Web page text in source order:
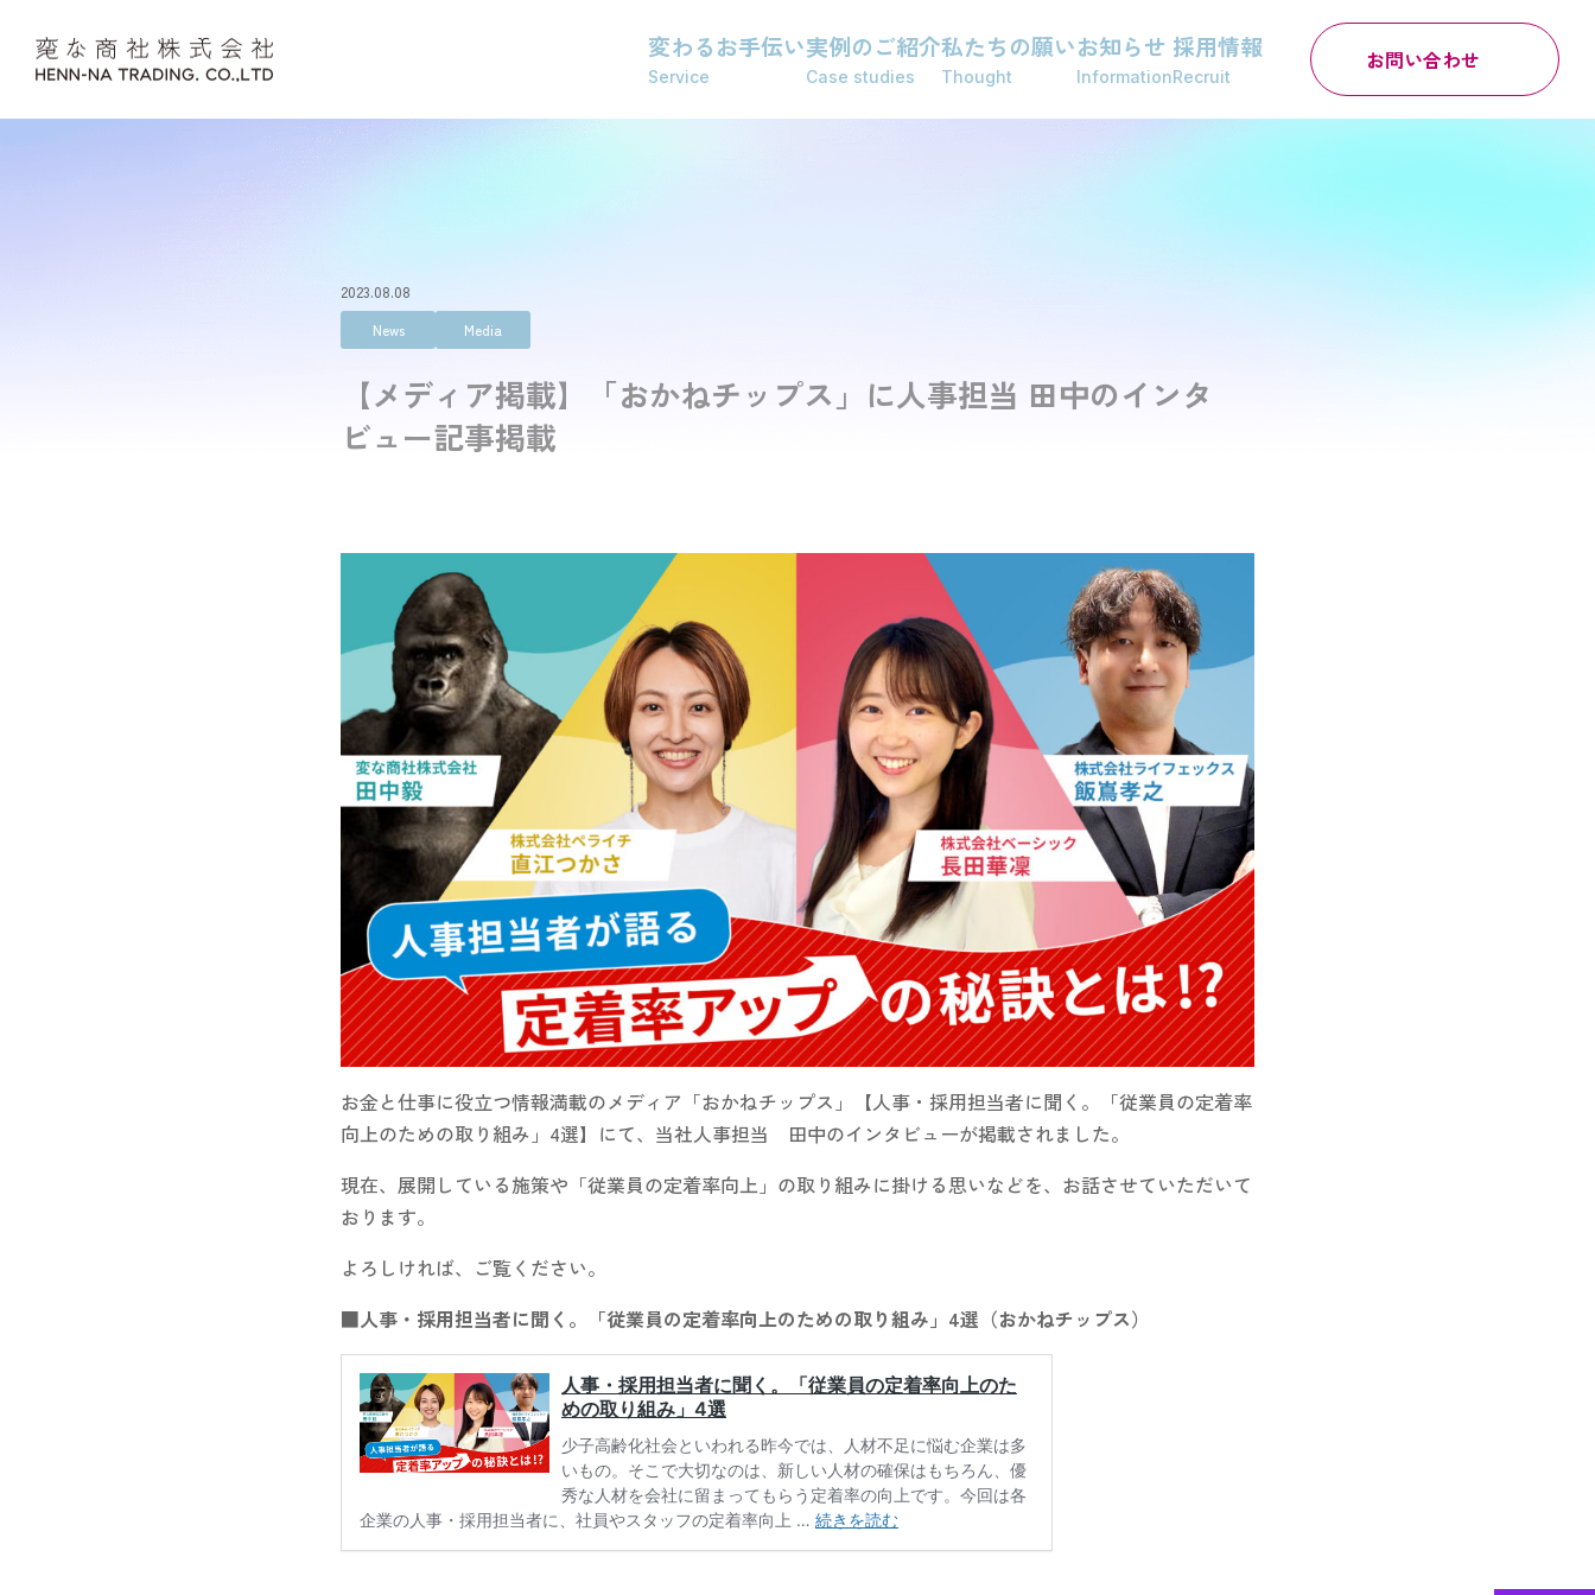
変わるお手伝い
Service
実例のご紹介
Case studies
私たちの願い
Thought
お知らせ
Information
採用情報
Recruit
お問い合わせ
2023.08.08
News
Media
【メディア掲載】「おかねチップス」に人事担当 田中のインタ
ビュー記事掲載
お金と仕事に役立つ情報満載のメディア「おかねチップス」【人事・採用担当者に聞く。「従業員の定着率
向上のための取り組み」4選】にて、当社人事担当 田中のインタビューが掲載されました。
現在、展開している施策や「従業員の定着率向上」の取り組みに掛ける思いなどを、お話させていただいて
おります。
よろしければ、ご覧ください。
■人事・採用担当者に聞く。「従業員の定着率向上のための取り組み」4選（おかねチップス）